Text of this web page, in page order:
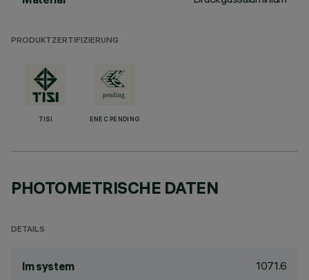
PRODUKTZERTIFIZIERUNG
TISI ENEC PENDING
PHOTOMETRISCHE DATEN
DETAILS
lm system 1071.6